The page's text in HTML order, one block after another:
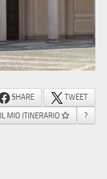
SHARE
TWEET
IL MIO ITINERARIO
?